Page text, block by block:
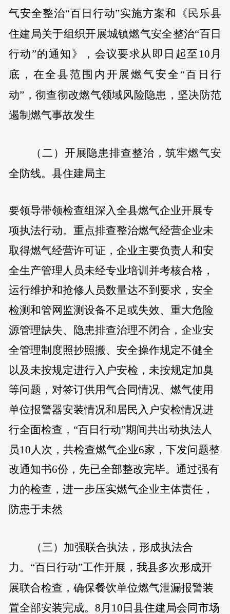
气安全整治“百日行动”实施方案和《民乐县
住建局关于组织开展城镇燃气安全整治“百日
行动”的通知》，会议要求从即日起至10月
底，在全县范围内开展燃气安全“百日行
动”，彻查彻改燃气领域风险隐患，坚决防范
遏制燃气事故发生
（二）开展隐患排查整治，筑牢燃气安
全防线。县住建局主
要领导带领检查组深入全县燃气企业开展专
项执法行动。重点排查整治燃气经营企业未
取得燃气经营许可证，企业主要负责人和安
全生产管理人员未经专业培训并考核合格，
运行维护和抢修人员数量达不到要求，安全
检测和管网监测设备不足或失效、重大危险
源管理缺失、隐患排查治理不闭合，企业安
全管理制度照抄照搬、安全操作规定不健全
以及未按规定进行入户安检，未按规定加臭
等问题，对签订供用气合同情况、燃气使用
单位报警器安装情况和居民入户安检情况进
行全面检查，“百日行动”期间共出动执法人
员10人次，共检查燃气企业6家，下发问题整
改通知书6份，先已全部整改完毕。通过强有
力的检查，进一步压实燃气企业主体责任，
防患于未然
（三）加强联合执法，形成执法合
力。 “百日行动”工作开展，我县多次形成开
展联合检查，确保餐饮单位燃气泄漏报警装
置全部安装完成。8月10日县住建局会同市场